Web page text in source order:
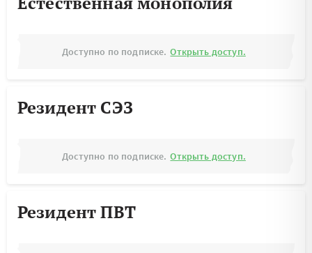
Доступно по подписке. Открыть доступ.
Резидент СЭЗ
Доступно по подписке. Открыть доступ.
Резидент ПВТ